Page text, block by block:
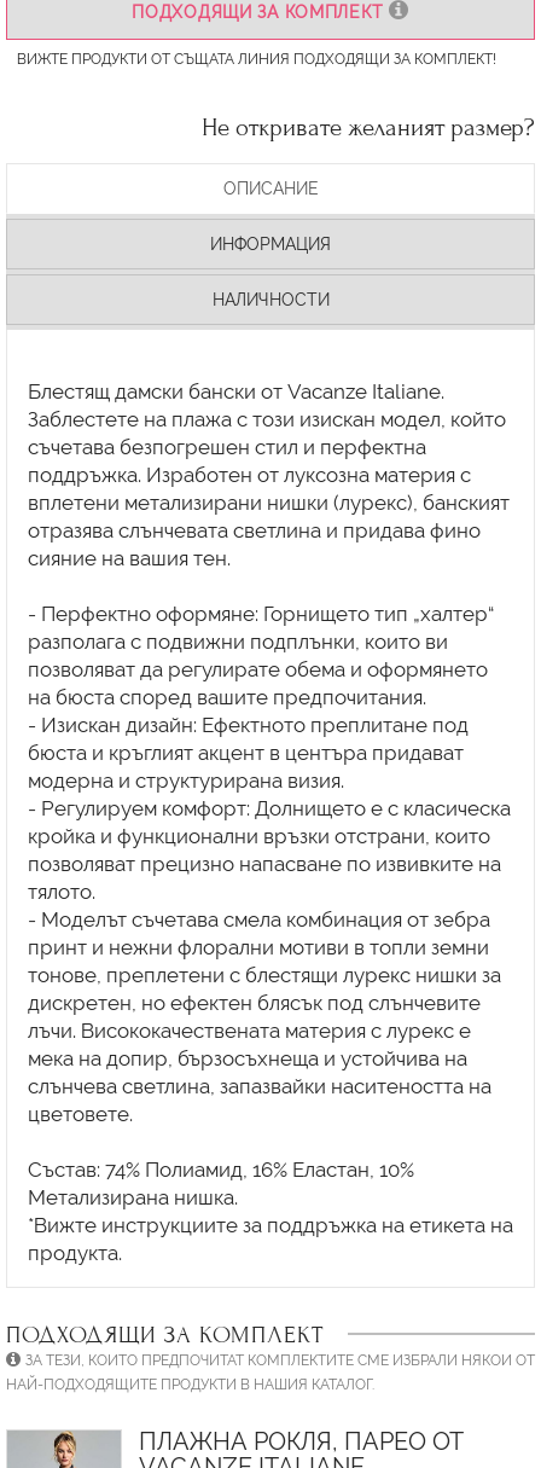
ПОДХОДЯЩИ ЗА КОМПЛЕКТ
ВИЖТЕ ПРОДУКТИ ОТ СЪЩАТА ЛИНИЯ ПОДХОДЯЩИ ЗА КОМПЛЕКТ!
Не откривате желаният размер?
ОПИСАНИЕ
ИНФОРМАЦИЯ
НАЛИЧНОСТИ
Блестящ дамски бански от Vacanze Italiane.
Заблестете на плажа с този изискан модел, който
съчетава безпогрешен стил и перфектна
поддръжка. Изработен от луксозна материя с
вплетени метализирани нишки (лурекс), банският
отразява слънчевата светлина и придава фино
сияние на вашия тен.
- Перфектно оформяне: Горнището тип „халтер“
разполага с подвижни подплънки, които ви
позволяват да регулирате обема и оформянето
на бюста според вашите предпочитания.
- Изискан дизайн: Ефектното преплитане под
бюста и кръглият акцент в центъра придават
модерна и структурирана визия.
- Регулируем комфорт: Долнището е с класическа
кройка и функционални връзки отстрани, които
позволяват прецизно напасване по извивките на
тялото.
- Моделът съчетава смела комбинация от зебра
принт и нежни флорални мотиви в топли земни
тонове, преплетени с блестящи лурекс нишки за
дискретен, но ефектен блясък под слънчевите
лъчи. Висококачествената материя с лурекс е
мека на допир, бързосъхнеща и устойчива на
слънчева светлина, запазвайки наситеността на
цветовете.
Състав: 74% Полиамид, 16% Еластан, 10%
Метализирана нишка.
*Вижте инструкциите за поддръжка на етикета на
ПОДХОДЯЩИ ЗА КОМПЛЕКТ
ЗА ТЕЗИ, КОИТО ПРЕДПОЧИТАТ КОМПЛЕКТИТЕ СМЕ ИЗБРАЛИ НЯКОИ ОТ
НАЙ-ПОДХОДЯЩИТЕ ПРОДУКТИ В НАШИЯ КАТАЛОГ.
ПЛАЖНА РОКЛЯ, ПАРЕО ОТ